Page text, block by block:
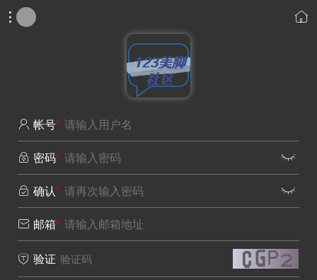
 
 帐号*
 密码* 
 确认* 
 邮箱*
 验证